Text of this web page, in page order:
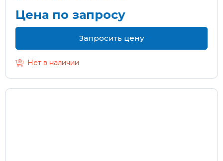
Цена по запросу
Запросить цену
Нет в наличии